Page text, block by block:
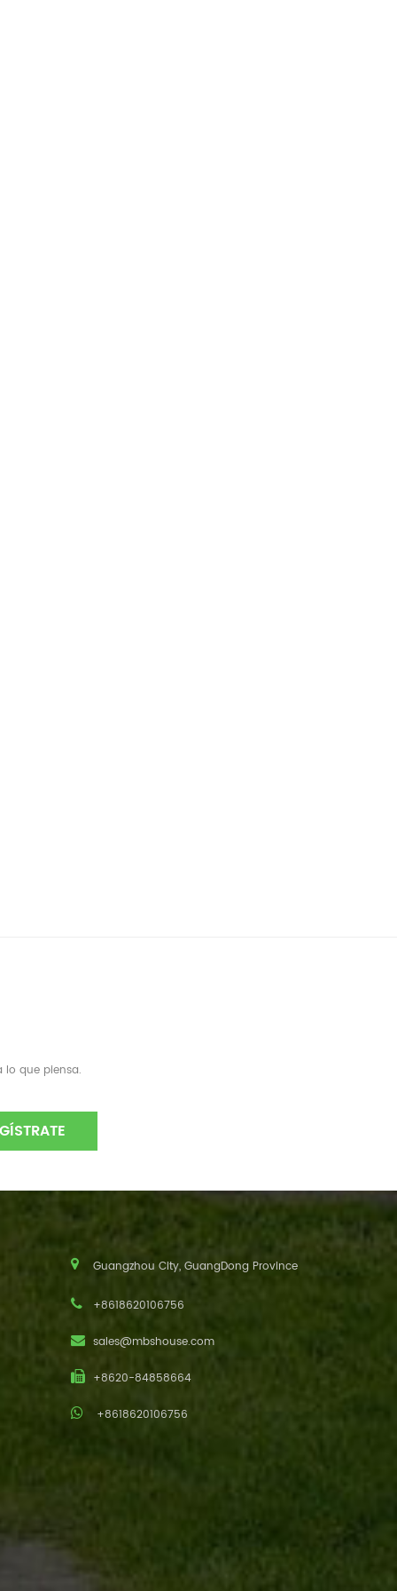
lo que piensa.
Guangzhou City, GuangDong Province
+8618620106756
sales@mbshouse.com
+8620-84858664
+8618620106756